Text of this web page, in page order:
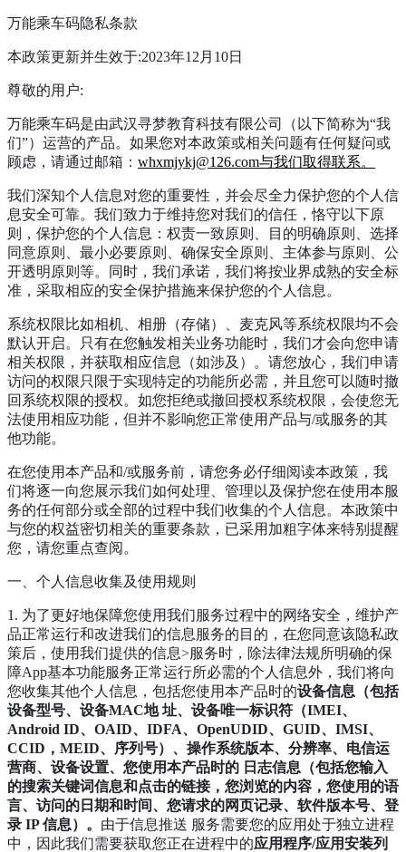
万能乘车码隐私条款
本政策更新并生效于:2023年12月10日
尊敬的用户:
万能乘车码是由武汉寻梦教育科技有限公司（以下简称为“我
们”）运营的产品。如果您对本政策或相关问题有任何疑问或
顾虑，请通过邮箱： whxmjykj@126.com与我们取得联系。
我们深知个人信息对您的重要性，并会尽全力保护您的个人信
息安全可靠。我们致力于维持您对我们的信任，恪守以下原
则，保护您的个人信息：权责一致原则、目的明确原则、选择
同意原则、最小必要原则、确保安全原则、主体参与原则、公
开透明原则等。同时，我们承诺，我们将按业界成熟的安全标
准，采取相应的安全保护措施来保护您的个人信息。
系统权限比如相机、相册（存储）、麦克风等系统权限均不会
默认开启。只有在您触发相关业务功能时，我们才会向您申请
相关权限，并获取相应信息（如涉及）。请您放心，我们申请
访问的权限只限于实现特定的功能所必需，并且您可以随时撤
回系统权限的授权。如您拒绝或撤回授权系统权限，会使您无
法使用相应功能，但并不影响您正常使用产品与/或服务的其
他功能。
在您使用本产品和/或服务前，请您务必仔细阅读本政策，我
们将逐一向您展示我们如何处理、管理以及保护您在使用本服
务的任何部分或全部的过程中我们收集的个人信息。本政策中
与您的权益密切相关的重要条款，已采用加粗字体来特别提醒
您，请您重点查阅。
一、个人信息收集及使用规则
1. 为了更好地保障您使用我们服务过程中的网络安全，维护产
品正常运行和改进我们的信息服务的目的，在您同意该隐私政
策后，使用我们提供的信息>服务时，除法律法规所明确的保
障App基本功能服务正常运行所必需的个人信息外，我们将向
您收集其他个人信息，包括您使用本产品时的设备信息（包括
设备型号、设备MAC地 址、设备唯一标识符（IMEI、
Android ID、OAID、IDFA、OpenUDID、GUID、IMSI、
CCID，MEID、序列号）、操作系统版本、分辨率、电信运
营商、设备设置、您使用本产品时的 日志信息（包括您输入
的搜索关键词信息和点击的链接，您浏览的内容，您使用的语
言、访问的日期和时间、您请求的网页记录、软件版本号、登
录 IP 信息）。 由于信息推送 服务需要您的应用处于独立进程
中，因此我们需要获取您正在进程中的应用程序/应用安装列